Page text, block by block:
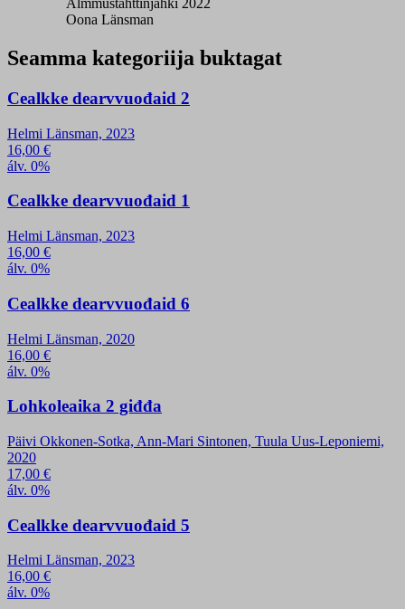
Almmustahttinjahki 2022
Oona Länsman
Seamma kategoriija buktagat
Cealkke dearvvuođaid 2
Helmi Länsman, 2023
16,00 €
álv. 0%
Cealkke dearvvuođaid 1
Helmi Länsman, 2023
16,00 €
álv. 0%
Cealkke dearvvuođaid 6
Helmi Länsman, 2020
16,00 €
álv. 0%
Lohkoleaika 2 giđđa
Päivi Okkonen-Sotka, Ann-Mari Sintonen, Tuula Uus-Leponiemi,
2020
17,00 €
álv. 0%
Cealkke dearvvuođaid 5
Helmi Länsman, 2023
16,00 €
álv. 0%